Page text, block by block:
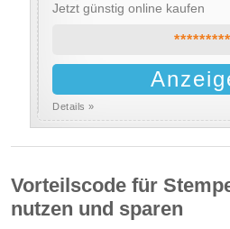
Jetzt günstig online kaufen
*********
Details »
Vorteilscode für
nutzen und sparen